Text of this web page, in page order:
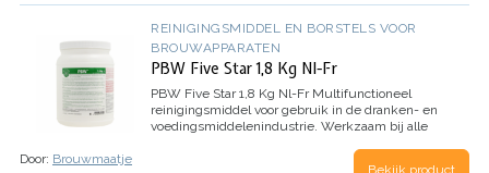
REINIGINGSMIDDEL EN BORSTELS VOOR
BROUWAPPARATEN
PBW Five Star 1,8 Kg Nl-Fr
PBW Five Star 1,8 Kg Nl-FrMultifunctioneel
reinigingsmiddel voor gebruik in de dranken- en
voedingsmiddelenindustrie. Werkzaam bij alle
en restanten van aangekoekt zetmeel,…
Door: Brouwmaatje
Bekijk product